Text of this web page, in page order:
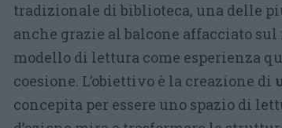
tradizionale di biblioteca, una delle
anche grazie al balcone affacciato
modello di lettura come esperienza
coesione. L’obiettivo è la creazione di
concepita per essere uno spazio di